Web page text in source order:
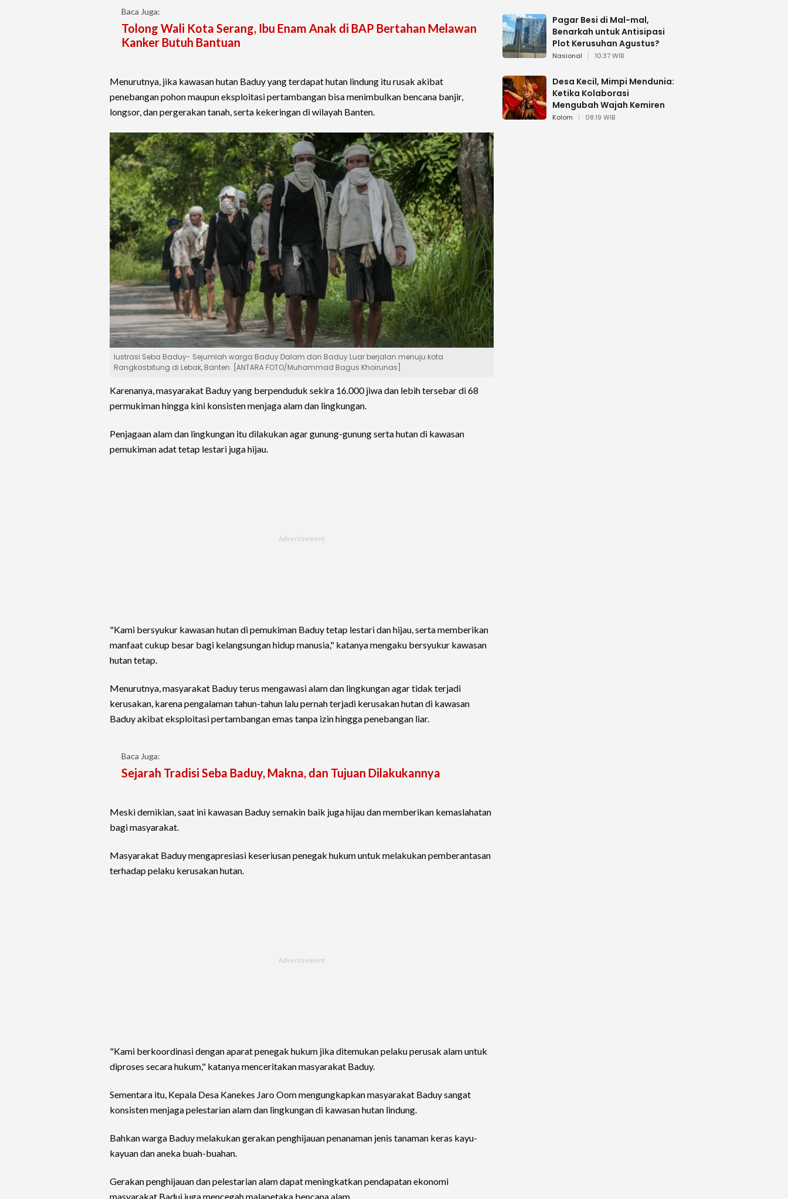
Baca Juga:
Tolong Wali Kota Serang, Ibu Enam Anak di BAP Bertahan Melawan
Kanker Butuh Bantuan
Menurutnya, jika kawasan hutan Baduy yang terdapat hutan lindung itu rusak akibat
penebangan pohon maupun eksploitasi pertambangan bisa menimbulkan bencana banjir,
longsor, dan pergerakan tanah, serta kekeringan di wilayah Banten.
Iustrasi Seba Baduy- Sejumlah warga Baduy Dalam dan Baduy Luar berjalan menuju kota
Rangkasbitung di Lebak, Banten. [ANTARA FOTO/Muhammad Bagus Khoirunas]
Karenanya, masyarakat Baduy yang berpenduduk sekira 16.000 jiwa dan lebih tersebar di 68
permukiman hingga kini konsisten menjaga alam dan lingkungan.
Penjagaan alam dan lingkungan itu dilakukan agar gunung-gunung serta hutan di kawasan
pemukiman adat tetap lestari juga hijau.
"Kami bersyukur kawasan hutan di pemukiman Baduy tetap lestari dan hijau, serta memberikan
manfaat cukup besar bagi kelangsungan hidup manusia," katanya mengaku bersyukur kawasan
hutan tetap.
Menurutnya, masyarakat Baduy terus mengawasi alam dan lingkungan agar tidak terjadi
kerusakan, karena pengalaman tahun-tahun lalu pernah terjadi kerusakan hutan di kawasan
Baduy akibat eksploitasi pertambangan emas tanpa izin hingga penebangan liar.
Baca Juga:
Sejarah Tradisi Seba Baduy, Makna, dan Tujuan Dilakukannya
Meski demikian, saat ini kawasan Baduy semakin baik juga hijau dan memberikan kemaslahatan
bagi masyarakat.
Masyarakat Baduy mengapresiasi keseriusan penegak hukum untuk melakukan pemberantasan
terhadap pelaku kerusakan hutan.
"Kami berkoordinasi dengan aparat penegak hukum jika ditemukan pelaku perusak alam untuk
diproses secara hukum," katanya menceritakan masyarakat Baduy.
Sementara itu, Kepala Desa Kanekes Jaro Oom mengungkapkan masyarakat Baduy sangat
konsisten menjaga pelestarian alam dan lingkungan di kawasan hutan lindung.
Bahkan warga Baduy melakukan gerakan penghijauan penanaman jenis tanaman keras kayu-
kayuan dan aneka buah-buahan.
Gerakan penghijauan dan pelestarian alam dapat meningkatkan pendapatan ekonomi
masyarakat Badui juga mencegah malapetaka bencana alam.
Pagar Besi di Mal-mal,
Benarkah untuk Antisipasi
Plot Kerusuhan Agustus?
Nasional 10:37 WIB
Desa Kecil, Mimpi Mendunia:
Ketika Kolaborasi
Mengubah Wajah Kemiren
Kolom 08:19 WIB